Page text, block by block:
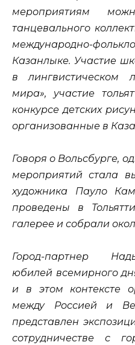
мероприятиям
танцевального
международно-
Казанлыке. Участие
в лингвистическом
мира», участие
конкурсе детских
организованные в
Говоря о Вольсбурге,
мероприятий стала
художника Пауло
проведены в
галерее и собрали
Город-партнер
юбилей всемирного
и в этом контексте
между Россией и
представлен
сотрудничестве с